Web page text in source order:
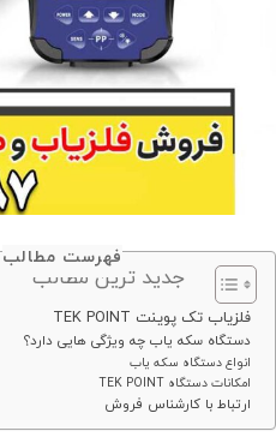
فهرست مطالب
جدید ترین مطالب
فلزیاب تک پوینت TEK POINT
دستگاه سکه یاب چه ویژگی هایی دارد؟
انواع دستگاه سکه یاب
امکانات دستگاه TEK POINT
ارتباط با کارشناس فروش